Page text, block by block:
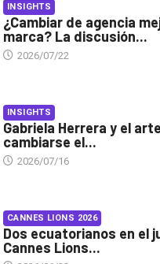
INSIGHTS
¿Cambiar de agencia
marca? La discusión...
2026/07/22
INSIGHTS
Gabriela Herrera y el
cambiarse el...
2026/07/16
CANNES LIONS 2026
Dos ecuatorianos en el
Cannes Lions...